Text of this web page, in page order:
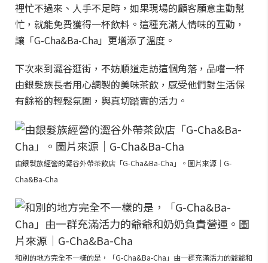
裡忙不過來、人手不足時，如果現場的顧客願意主動幫
忙，就能免費獲得一杯飲料。這種充滿人情味的互動，
讓「G-Cha&Ba-Cha」更增添了溫度。
下次來到澀谷逛街，不妨順道走訪這個角落，品嚐一杯
由銀髮族長者用心調製的美味茶飲，感受他們對生活保
有餘裕的輕鬆氛圍，與真切踏實的活力。
由銀髮族經營的澀谷外帶茶飲店「G-Cha&Ba-Cha」。圖片來源｜G-
Cha&Ba-Cha
和別的地方完全不一樣的是，「G-Cha&Ba-Cha」由一群充滿活力的爺爺和